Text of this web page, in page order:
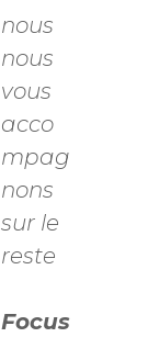
nous
nous
vous
acco
mpag
nons
sur le
reste
Focus